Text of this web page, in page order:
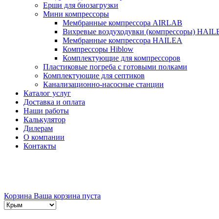
Ерши для биозагрузки
Мини компрессоры
Мембранные компрессора AIRLAB
Вихревые воздуходувки (компрессоры)
Мембранные компрессора HAILEA
Компрессоры Hiblow
Комплектующие для компрессоров
Пластиковые погреба с готовыми полками
Комплектующие для септиков
Канализационно-насосные станции
Каталог услуг
Доставка и оплата
Наши работы
Калькулятор
Дилерам
О компании
Контакты
Корзина Ваша корзина пуста